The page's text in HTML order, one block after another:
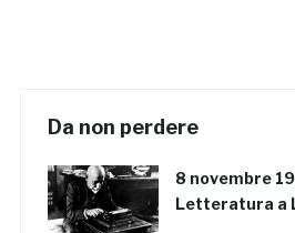
Da non perdere
8 novembre
Letteratura a